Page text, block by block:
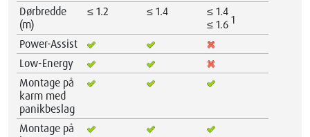
Dørbredde
(m)
≤ 1.2 ≤ 1.4
≤ 1.4
≤ 1.6 1
Power-Assist
Low-Energy
Montage på
karm med
panikbeslag
Montage på